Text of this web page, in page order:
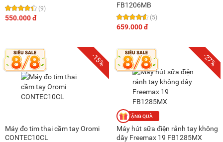
(9)
550.000 đ
FB1206MB
(5)
659.000 đ
-15%
Máy đo tim thai cầm tay Oromi
CONTEC10CL
-27%
Máy hút sữa điện rảnh tay không
dây Freemax 19 FB1285MX